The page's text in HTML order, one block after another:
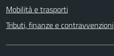
Mobilità e trasporti
Tributi, finanze e contravvenzioni